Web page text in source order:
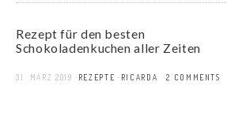
Rezept für den besten
Schokoladenkuchen aller Zeiten
31. MÄRZ 2019 REZEPTE RICARDA 2 COMMENTS